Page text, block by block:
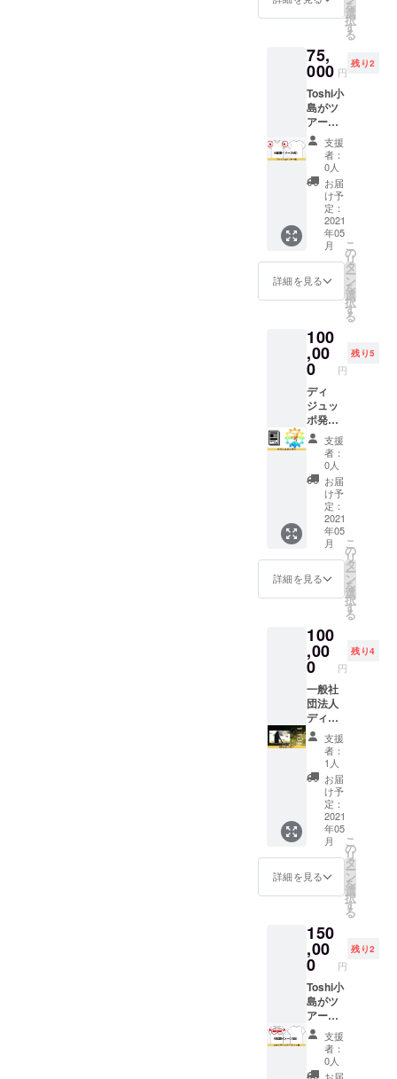
はメー
ルでご
せてい
ただき
ます。
を
選
択
す
る
75,
000 円
残り2
Toshi小
島がツ
アーで
回る際
に着用
するT
シャツ
の片腕
に広告
を入れ
られる
権利で
す。 限
定２枠
となり
ます。
のやり
とり等
につい
て、後
ほど
メール
でご連
絡させ
ていた
だきま
す。 ※
ネット
ワーク
販売や
企業イ
メージ
が相違
する場
合等、
掲載を
させて
いただ
く場合
があり
ます。
支援
者：
0人
お届
け予
定：
2021
年05
月
詳細を見る
こ
の
リ
タ
ー
ン
を
選
択
す
る
100
,00
0 円
残り5
ディ
ジュッ
ポ発送
時や
Toshi小
島のツ
アー時
に御社
のチラ
シを配
布させ
ていた
だきま
す。
ディ
ジュッ
者にあ
なたの
企業を
PRでき
ます。
※スポン
サーの
期間は
２年間
です。
支援
者：
0人
お届
け予
定：
2021
年05
月
詳細を見る
こ
の
リ
タ
ー
ン
を
選
択
す
る
100
,00
0 円
残り4
一般社
団法人
ディ
ジュリ
ドゥ健
康法普
及協会
のホー
ムペー
ジスポ
ンサー
になれ
る権利
です。
ホーム
ページ
ンサー
として
企業名
やホー
ムペー
ジのリ
ンク等
を貼ら
せてい
ただき
ます。
支援
者：
1人
お届
け予
定：
2021
年05
月
詳細を見る
こ
の
リ
タ
ー
ン
を
選
択
す
る
150
,00
0 円
残り2
Toshi小
島がツ
アーで
回る際
に着用
するT
シャツ
支援
者：
0人
お届